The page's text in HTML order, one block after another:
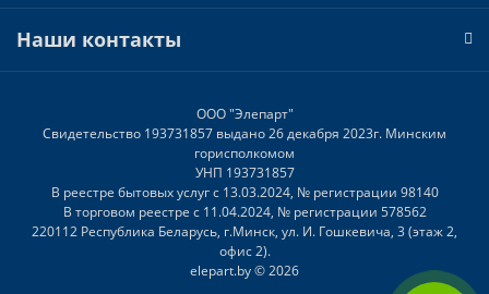
Наши контакты
ООО "Элепарт"
Свидетельство 193731857 выдано 26 декабря 2023г. Минским
горисполкомом
УНП 193731857
В реестре бытовых услуг с 13.03.2024, № регистрации 98140
В торговом реестре с 11.04.2024, № регистрации 578562
220112 Республика Беларусь, г.Минск, ул. И. Гошкевича, 3 (этаж 2,
офис 2).
elepart.by © 2026